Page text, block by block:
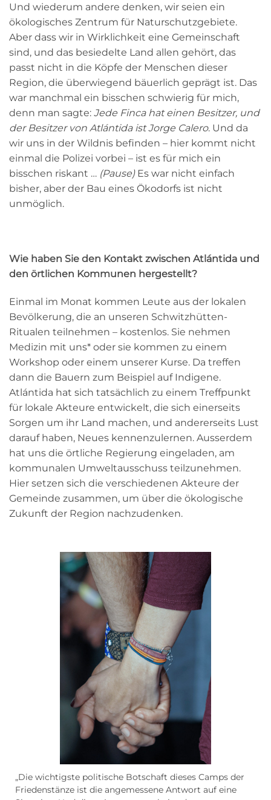
Und wiederum andere denken, wir seien ein
ökologisches Zentrum für Naturschutzgebiete.
Aber dass wir in Wirklichkeit eine Gemeinschaft
sind, und das besiedelte Land allen gehört, das
passt nicht in die Köpfe der Menschen dieser
Region, die überwiegend bäuerlich geprägt ist. Das
war manchmal ein bisschen schwierig für mich,
denn man sagte: Jede Finca hat einen Besitzer, und
der Besitzer von Atlántida ist Jorge Calero. Und da
wir uns in der Wildnis befinden – hier kommt nicht
einmal die Polizei vorbei – ist es für mich ein
bisschen riskant … (Pause)Es war nicht einfach
bisher, aber der Bau eines Ökodorfs ist nicht
unmöglich.
Wie haben Sie den Kontakt zwischen Atlántida und
den örtlichen Kommunen hergestellt?
Einmal im Monat kommen Leute aus der lokalen
Bevölkerung, die an unseren Schwitzhütten-
Ritualen teilnehmen – kostenlos. Sie nehmen
Medizin mit uns* oder sie kommen zu einem
Workshop oder einem unserer Kurse. Da treffen
dann die Bauern zum Beispiel auf Indigene.
Atlántida hat sich tatsächlich zu einem Treffpunkt
für lokale Akteure entwickelt, die sich einerseits
Sorgen um ihr Land machen, und andererseits Lust
darauf haben, Neues kennenzulernen. Ausserdem
hat uns die örtliche Regierung eingeladen, am
kommunalen Umweltausschuss teilzunehmen.
Hier setzen sich die verschiedenen Akteure der
Gemeinde zusammen, um über die ökologische
Zukunft der Region nachzudenken.
„Die wichtigste politische Botschaft dieses Camps der
Friedenstänze ist die angemessene Antwort auf eine